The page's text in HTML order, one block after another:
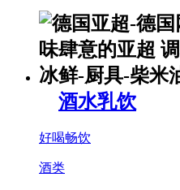
酒水乳饮
好喝畅饮
酒类